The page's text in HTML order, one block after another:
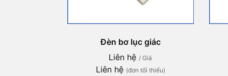
Đèn bơ lục giác
Liên hệ / Giá
Liên hệ (đơn tối thiểu)